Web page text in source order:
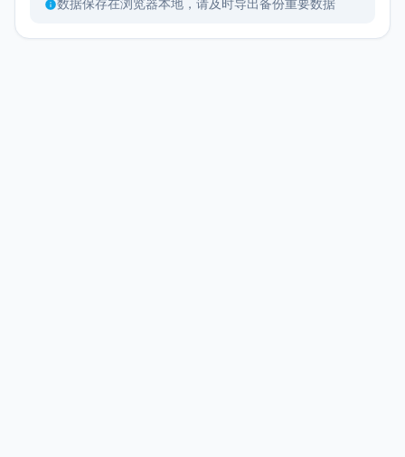
数据保存在浏览器本地，请及时导出备份重要数据